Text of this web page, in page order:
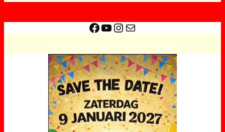
Facebook
YouTube
Instagram
E-mail